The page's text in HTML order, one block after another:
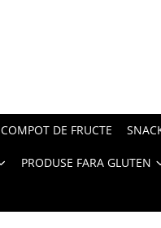
COMPOT DE FRUCTE
PRODUSE FARA GLUTEN